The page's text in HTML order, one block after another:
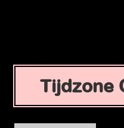
Tijdzone